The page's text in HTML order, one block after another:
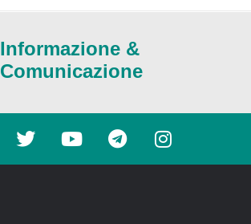
Informazione &
Comunicazione